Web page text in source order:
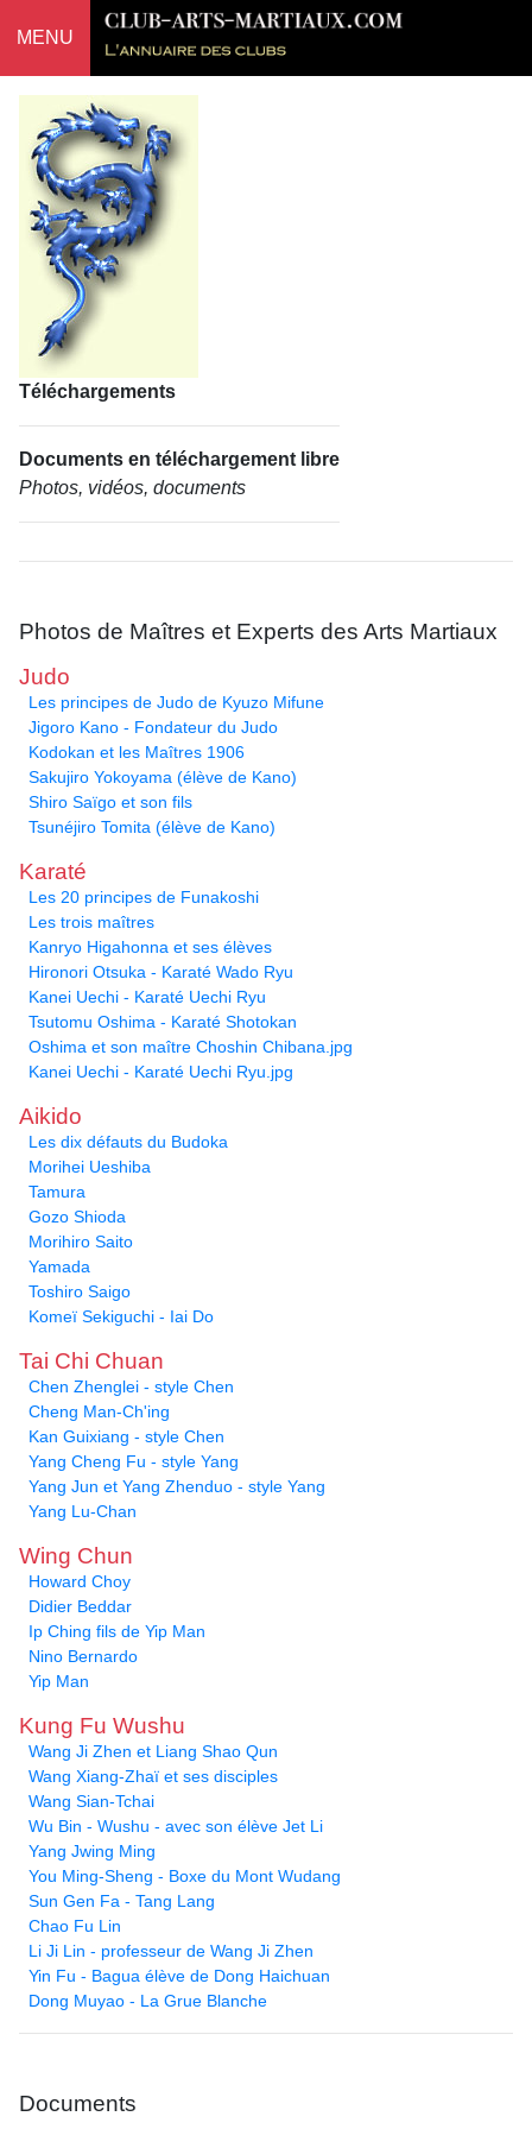
MENU
Téléchargements
Documents en téléchargement libre
Photos, vidéos, documents
Photos de Maîtres et Experts des Arts Martiaux
Judo
Les principes de Judo de Kyuzo Mifune
Jigoro Kano - Fondateur du Judo
Kodokan et les Maîtres 1906
Sakujiro Yokoyama (élève de Kano)
Shiro Saïgo et son fils
Tsunéjiro Tomita (élève de Kano)
Karaté
Les 20 principes de Funakoshi
Les trois maîtres
Kanryo Higahonna et ses élèves
Hironori Otsuka - Karaté Wado Ryu
Kanei Uechi - Karaté Uechi Ryu
Tsutomu Oshima - Karaté Shotokan
Oshima et son maître Choshin Chibana.jpg
Kanei Uechi - Karaté Uechi Ryu.jpg
Aikido
Les dix défauts du Budoka
Morihei Ueshiba
Tamura
Gozo Shioda
Morihiro Saito
Yamada
Toshiro Saigo
Komeï Sekiguchi - Iai Do
Tai Chi Chuan
Chen Zhenglei - style Chen
Cheng Man-Ch'ing
Kan Guixiang - style Chen
Yang Cheng Fu - style Yang
Yang Jun et Yang Zhenduo - style Yang
Yang Lu-Chan
Wing Chun
Howard Choy
Didier Beddar
Ip Ching fils de Yip Man
Nino Bernardo
Yip Man
Kung Fu Wushu
Wang Ji Zhen et Liang Shao Qun
Wang Xiang-Zhaï et ses disciples
Wang Sian-Tchai
Wu Bin - Wushu - avec son élève Jet Li
Yang Jwing Ming
You Ming-Sheng - Boxe du Mont Wudang
Sun Gen Fa - Tang Lang
Chao Fu Lin
Li Ji Lin - professeur de Wang Ji Zhen
Yin Fu - Bagua élève de Dong Haichuan
Dong Muyao - La Grue Blanche
Documents